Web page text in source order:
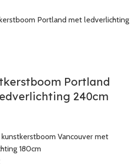
Portland
240cm